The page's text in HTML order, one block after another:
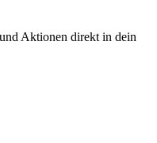
Aktionen direkt in dein